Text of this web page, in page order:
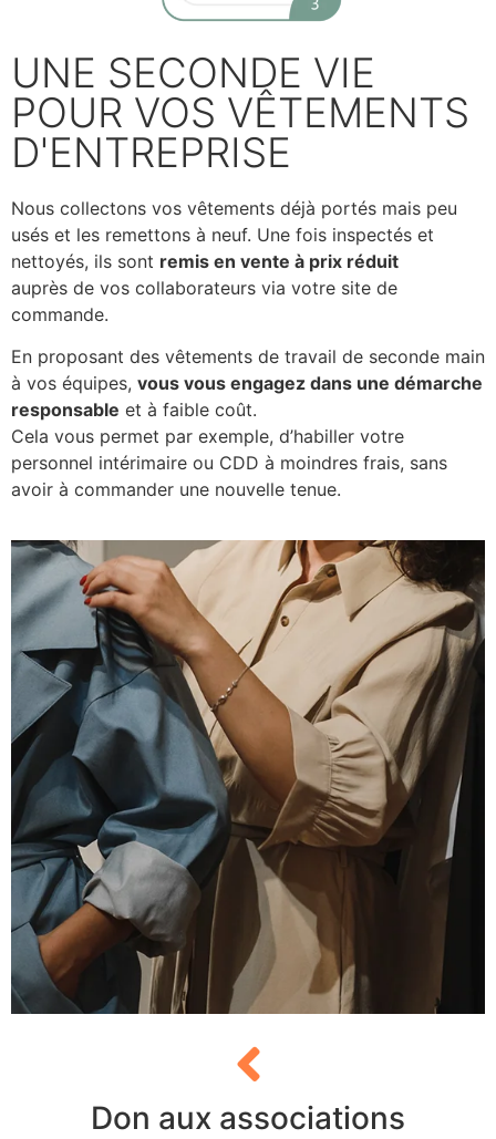
UNE SECONDE VIE
POUR VOS VÊTEMENTS
D'ENTREPRISE
Nous collectons vos vêtements déjà portés mais peu
usés et les remettons à neuf. Une fois inspectés et
nettoyés, ils sont remis en vente à prix réduit
auprès de vos collaborateurs via votre site de
commande.
En proposant des vêtements de travail de seconde main
à vos équipes, vous vous engagez dans une démarche
responsable et à faible coût.
Cela vous permet par exemple, d’habiller votre
personnel intérimaire ou CDD à moindres frais, sans
avoir à commander une nouvelle tenue.
Don aux associations